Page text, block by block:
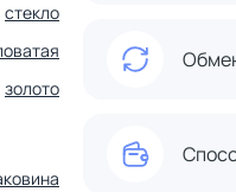
стекло
золото